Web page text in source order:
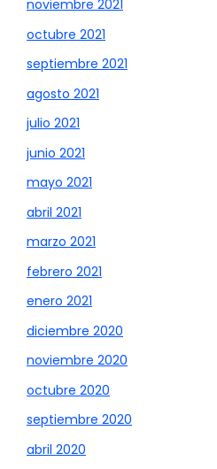
noviembre 2021
octubre 2021
septiembre 2021
agosto 2021
julio 2021
junio 2021
mayo 2021
abril 2021
marzo 2021
febrero 2021
enero 2021
diciembre 2020
noviembre 2020
octubre 2020
septiembre 2020
abril 2020